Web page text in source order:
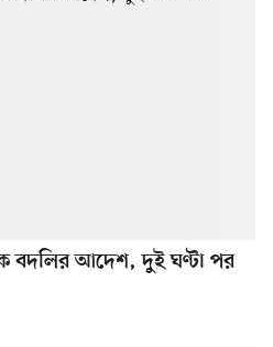
বদলির আদেশ, দুই ঘণ্টা পর